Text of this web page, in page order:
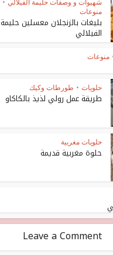
شهيوات و وصفات حليمة الفيلالي •
منوعات
بليغات بالزنجلان معسلين حليمة
الفيلالي
منوعات
حلويات • طورطات وكيك
طريقة عمل رولي لذيذ بالكاكاو
حلويات مغربية
حلوة مغربية قديمة
Leave a Comment